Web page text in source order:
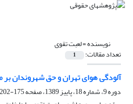
نویسنده =لعبت تقوی
تعداد مقالات: 1
آلودگی هوای تهران و حق شهروندان
دوره 9، شماره 18، پاییز 1389، صفحه
175-202